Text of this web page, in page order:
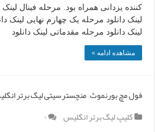
کننده یزدانی همراه بود. مرحله فینال لینک
لینک دانلود مرحله یک چهارم نهایی لینک
لینک دانلود مرحله مقدماتی لینک دانلود
مشاهده ادامه »
فول مچ بورنموث – منچسترسیتی لیگ برتر
کلیپ,لیگ برتر انگلیس ۰